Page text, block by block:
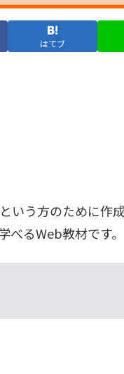
はてブ
う方のために作
るWeb教材です。